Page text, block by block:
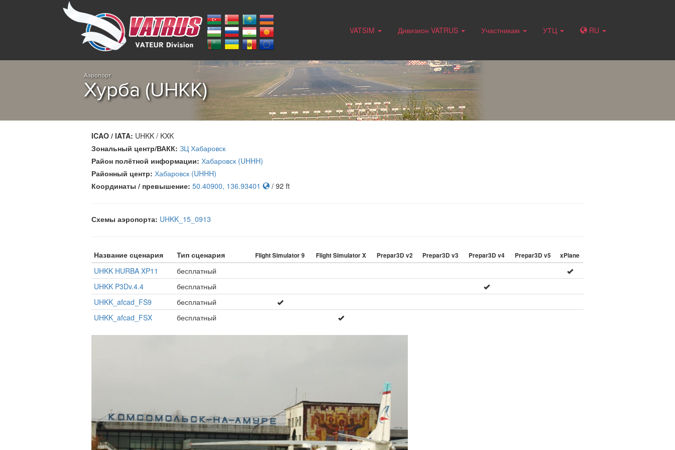
VATSIM Дивизион VATRUS Участникам УТЦ RU
Аэропорт
Хурба (UHKK)
ICAO / IATA: UHKK / KXK
Зональный центр/ВАКК: ЗЦ Хабаровск
Район полётной информации: Хабаровск (UHHH)
Районный центр: Хабаровск (UHHH)
Координаты / превышение: 50.40900, 136.93401 / 92 ft
Схемы аэропорта: UHKK_15_0913
Название сценария Тип сценария Flight Simulator 9 Flight Simulator X Prepar3D v2 Prepar3D v3 Prepar3D v4 Prepar3D v5 xPlane
UHKK HURBA XP11
бесплатный
UHKK P3Dv.4.4
бесплатный
UHKK_afcad_FS9
бесплатный
UHKK_afcad_FSX
бесплатный